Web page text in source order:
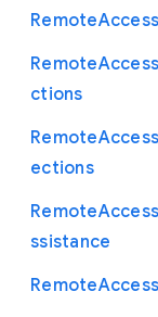
RemoteAccess
RemoteAccess
ctions
RemoteAccess
ections
RemoteAccess
ssistance
RemoteAccess